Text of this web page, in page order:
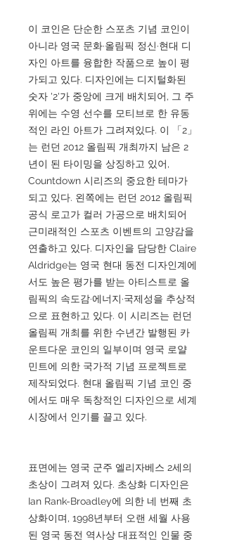
이 코인은 단순한 스포츠 기념 코인이
아니라 영국 문화·올림픽 정신·현대 디
자인 아트를 융합한 작품으로 높이 평
가되고 있다. 디자인에는 디지털화된
숫자 '2'가 중앙에 크게 배치되어, 그 주
위에는 수영 선수를 모티브로 한 유동
적인 라인 아트가 그려져있다. 이 「2」
는 런던 2012 올림픽 개최까지 남은 2
년이 된 타이밍을 상징하고 있어,
Countdown 시리즈의 중요한 테마가
되고 있다. 왼쪽에는 런던 2012 올림픽
공식 로고가 컬러 가공으로 배치되어
근미래적인 스포츠 이벤트의 고양감을
연출하고 있다. 디자인을 담당한 Claire
Aldridge는 영국 현대 동전 디자인계에
서도 높은 평가를 받는 아티스트로 올
림픽의 속도감·에너지·국제성을 추상적
으로 표현하고 있다. 이 시리즈는 런던
올림픽 개최를 위한 수년간 발행된 카
운트다운 코인의 일부이며 영국 로얄
민트에 의한 국가적 기념 프로젝트로
제작되었다. 현대 올림픽 기념 코인 중
에서도 매우 독창적인 디자인으로 세계
시장에서 인기를 끌고 있다.
표면에는 영국 군주 엘리자베스 2세의
초상이 그려져 있다. 초상화 디자인은
Ian Rank-Broadley에 의한 네 번째 초
상화이며, 1998년부터 오랜 세월 사용
된 영국 동전 역사상 대표적인 인물 중